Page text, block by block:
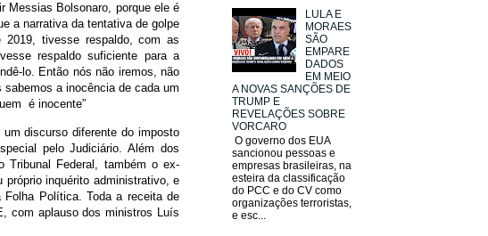
Messias Bolsonaro, porque ele é
a narrativa da tentativa de golpe
tivesse respaldo, com as
respaldo suficiente para a
lo. Então nós não iremos, não
a inocência de cada um
é inocente”
discurso diferente do imposto
pelo Judiciário. Além dos
Tribunal Federal, também o ex-
inquérito administrativo, e
Política. Toda a receita de
com aplauso dos ministros Luís
LULA E
MORAES
SÃO
EMPARE
DADOS
EM MEIO
A NOVAS SANÇÕES DE
TRUMP E
REVELAÇÕES SOBRE
VORCARO
O governo dos EUA
sancionou pessoas e
empresas brasileiras, na
esteira da classificação
do PCC e do CV como
organizações terroristas,
e esc...